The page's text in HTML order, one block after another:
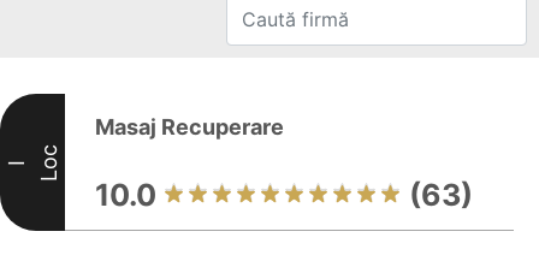
I Loc
Masaj Recuperare
10.0 (63)